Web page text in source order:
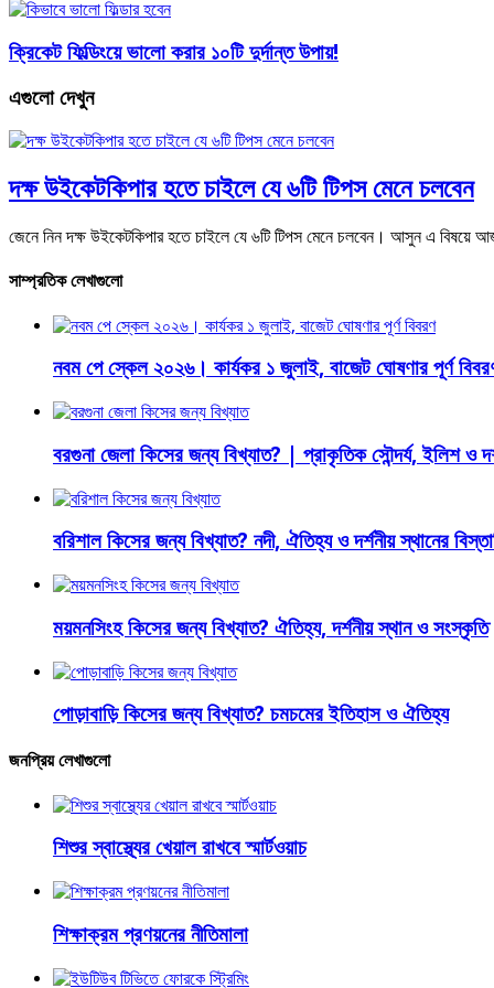
ক্রিকেট ফিল্ডিংয়ে ভালো করার ১০টি দুর্দান্ত উপায়!
এগুলো দেখুন
দক্ষ উইকেটকিপার হতে চাইলে যে ৬টি টিপস মেনে চলবেন
জেনে নিন দক্ষ উইকেটকিপার হতে চাইলে যে ৬টি টিপস মেনে চলবেন। আসুন এ
সাম্প্রতিক লেখাগুলো
নবম পে স্কেল ২০২৬। কার্যকর ১ জুলাই, বাজেট ঘোষণার পূর্ণ
বরগুনা জেলা কিসের জন্য বিখ্যাত? | প্রাকৃতিক সৌন্দর্য, ইলিশ ও
বরিশাল কিসের জন্য বিখ্যাত? নদী, ঐতিহ্য ও দর্শনীয় স্থানের
ময়মনসিংহ কিসের জন্য বিখ্যাত? ঐতিহ্য, দর্শনীয় স্থান ও সংস্কৃতি
পোড়াবাড়ি কিসের জন্য বিখ্যাত? চমচমের ইতিহাস ও ঐতিহ্য
জনপ্রিয় লেখাগুলো
শিশুর স্বাস্থ্যের খেয়াল রাখবে স্মার্টওয়াচ
শিক্ষাক্রম প্রণয়নের নীতিমালা